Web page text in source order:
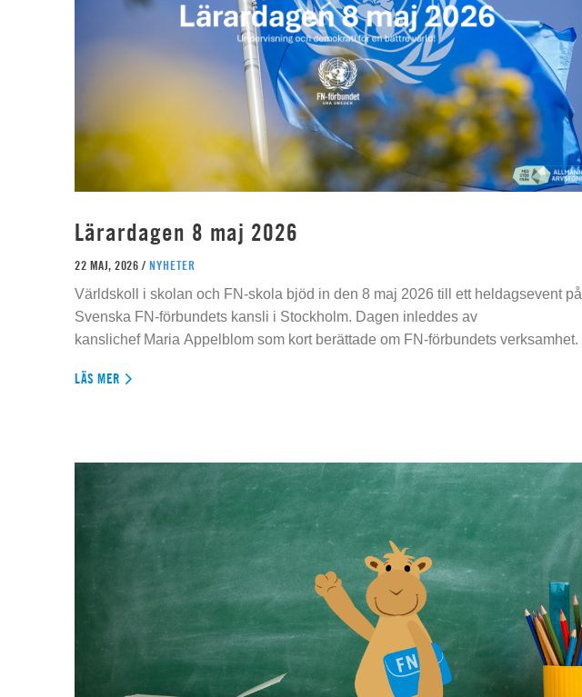
Lärardagen 8 maj 2026
22 MAJ, 2026 / NYHETER
Världskoll i skolan och FN-skola bjöd in den 8 maj 2026 till ett heldagsevent på
Svenska FN-förbundets kansli i Stockholm. Dagen inleddes av
kanslichef Maria Appelblom som kort berättade om FN-förbundets verksamhet.
LÄS MER